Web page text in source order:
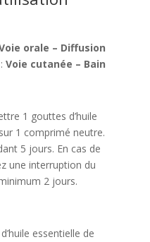
orale – Diffusion
Voie cutanée – Bain
1 gouttes d’huile
1 comprimé neutre.
5 jours. En cas de
une interruption du
2 jours.
essentielle de